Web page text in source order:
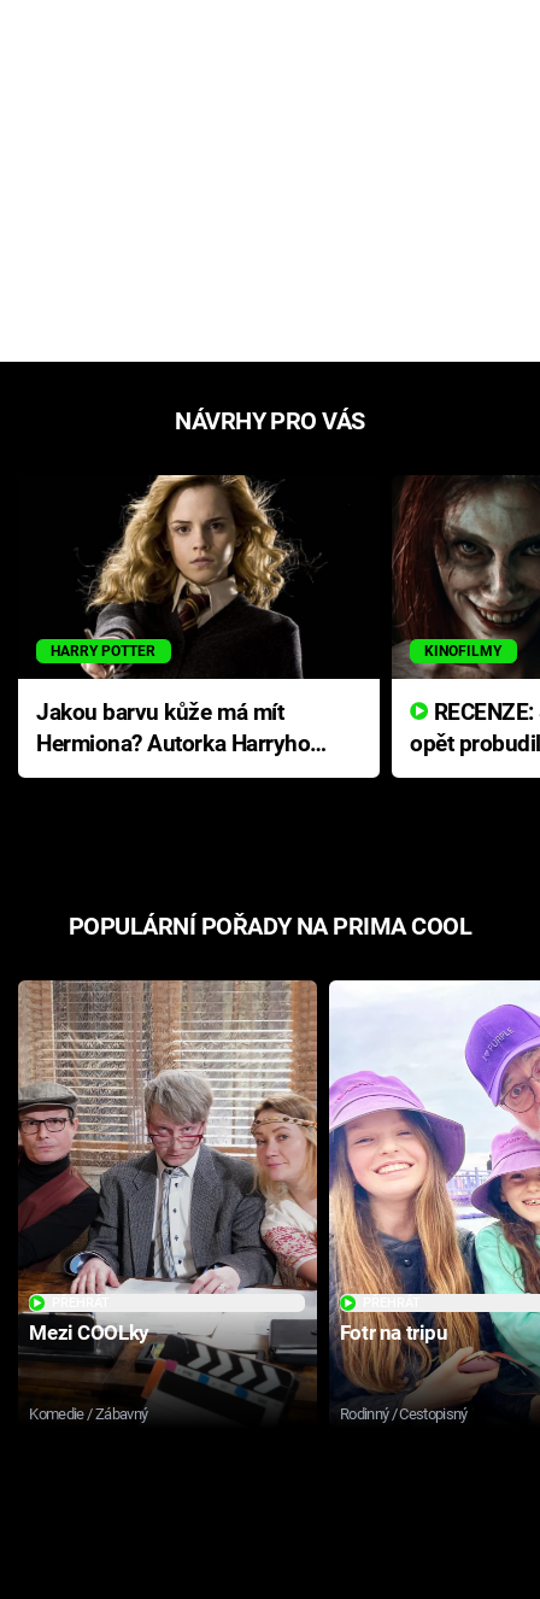
NÁVRHY PRO VÁS
HARRY POTTER
Jakou barvu kůže má mít
Hermiona? Autorka Harryho
Pottera přišla s ráznou
KINOFILMY
opět
přichází s
POPULÁRNÍ POŘADY NA PRIMA COOL
Mezi COOLky
Komedie / Zábavný
Fotr na tripu
Rodinný / Cestopisný